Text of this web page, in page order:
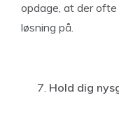
opdage, at der
løsning på.
Hold dig